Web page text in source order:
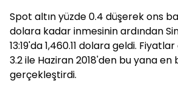
Spot altın yüzde 0.4 düşerek ons
dolara kadar inmesinin ardından
13:19'da 1,460.11 dolara geldi.
3.2 ile Haziran 2018'den bu yana en
gerçekleştirdi.